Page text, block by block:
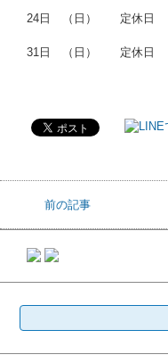
24日 （日） 定休日
31日 （日） 定休日
前の記事
索: